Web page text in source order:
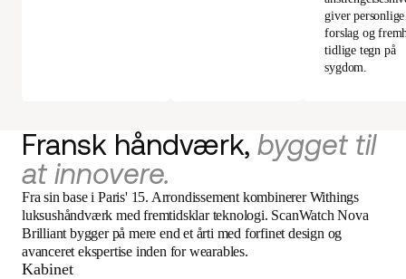
giver personlige
forslag og
tidlige tegn på
sygdom.
Fransk håndværk, bygget til
at innovere.
Fra sin base i Paris' 15. Arrondissement kombinerer Withings
luksushåndværk med fremtidsklar teknologi. ScanWatch Nova
Brilliant bygger på mere end et årti med forfinet design og
avanceret ekspertise inden for wearables.
Kabinet